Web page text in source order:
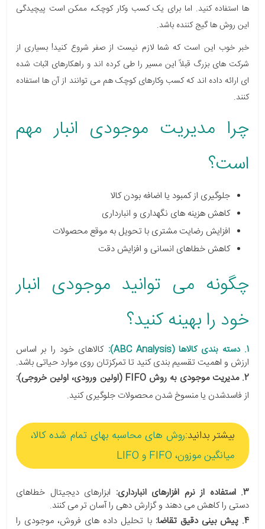
ها استفاده کنید. اما برای یک کسب وکار کوچک، ممکن است پیچیدگی
این روش ها گیج کننده باشد.
خبر خوب این است که شما لازم نیست از صفر شروع کنید! بسیاری از
شرکت های بزرگ قبلاً این مسیر را طی کرده اند و راهکارهای اثبات شده
ای ارائه داده اند که کسب وکارهای کوچک هم می توانند از آن ها استفاده
کنند.
چرا مدیریت موجودی انبار مهم
است؟
جلوگیری از کمبود یا اضافه بودن کالا
کاهش هزینه های نگهداری و انبارداری
افزایش رضایت مشتری با تحویل به موقع محصولات
کاهش خطاهای انسانی و افزایش دقت
چگونه می توانید موجودی انبار
خود را بهینه کنید؟
1. دسته بندی کالاها (ABC Analysis):
کالاهای خود را بر اساس
ارزش و اهمیت تقسیم بندی کنید تا تمرکزتان روی موارد حیاتی باشد.
2. مدیریت موجودی به روش FIFO (اولین ورودی، اولین خروجی):
از فاسدشدن یا منسوخ شدن محصولات جلوگیری کنید.
بیشتر بدانید:روش های محاسبه بهای تمام شده کالا،
میانگین موزون، FIFO و LIFO
3. استفاده از نرم افزارهای انبارداری:
ابزارهای دیجیتال خطاهای
دستی را کاهش می دهند و گزارش دهی را آسان تر می کنند.
4. پیش بینی دقیق تقاضا:
با تحلیل داده های فروش، موجودی را